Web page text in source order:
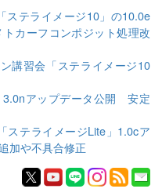
ステライメージ10」の10.0e
カーフコンポジット処理改
講習会「ステライメージ10
3.0nアップデータ公開 安定
ステライメージLite」1.0cア
加や不具合修正